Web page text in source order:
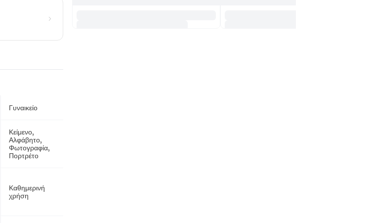
Γυναικείο
Κείμενο,
Αλφάβητο,
Φωτογραφία,
Πορτρέτο
Καθημερινή
χρήση